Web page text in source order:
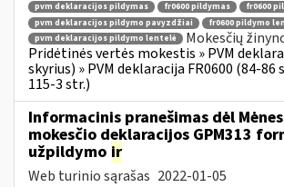
pvm deklaracijos pildymas fr0600 pildymas
fr0600
pvm deklaracijos pildymo pavyzdžiai
fr0600 pildymo
pvm deklaracijos pildymo lentelė
Mokesčių
Pridėtinės vertės mokestis » PVM
skyrius) » PVM deklaracija FR0600 (84-86
115-3 str.)
Informacinis pranešimas dėl
mokesčio deklaracijos GPM313
užpildymo ir
Web turinio sąrašas 2022-01-05